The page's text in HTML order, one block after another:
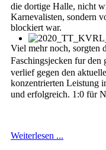
die dortige Halle, nicht
Karnevalisten, sondern
blockiert war.
Viel mehr noch, sorgten
Faschingsjecken fur den
verlief gegen den
konzentrierten Leistung
und erfolgreich. 1:0 für
Weiterlesen ...